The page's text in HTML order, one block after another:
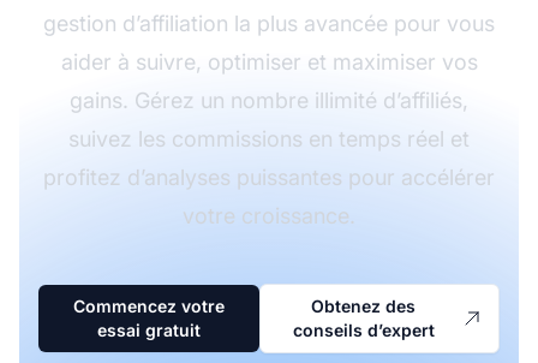
gestion d’affiliation la plus avancée pour vous
aider à suivre, optimiser et maximiser vos
gains. Gérez un nombre illimité d’affiliés,
suivez les commissions en temps réel et
profitez d’analyses puissantes pour accélérer
votre croissance.
Commencez votre
essai gratuit
Obtenez des
conseils d’expert